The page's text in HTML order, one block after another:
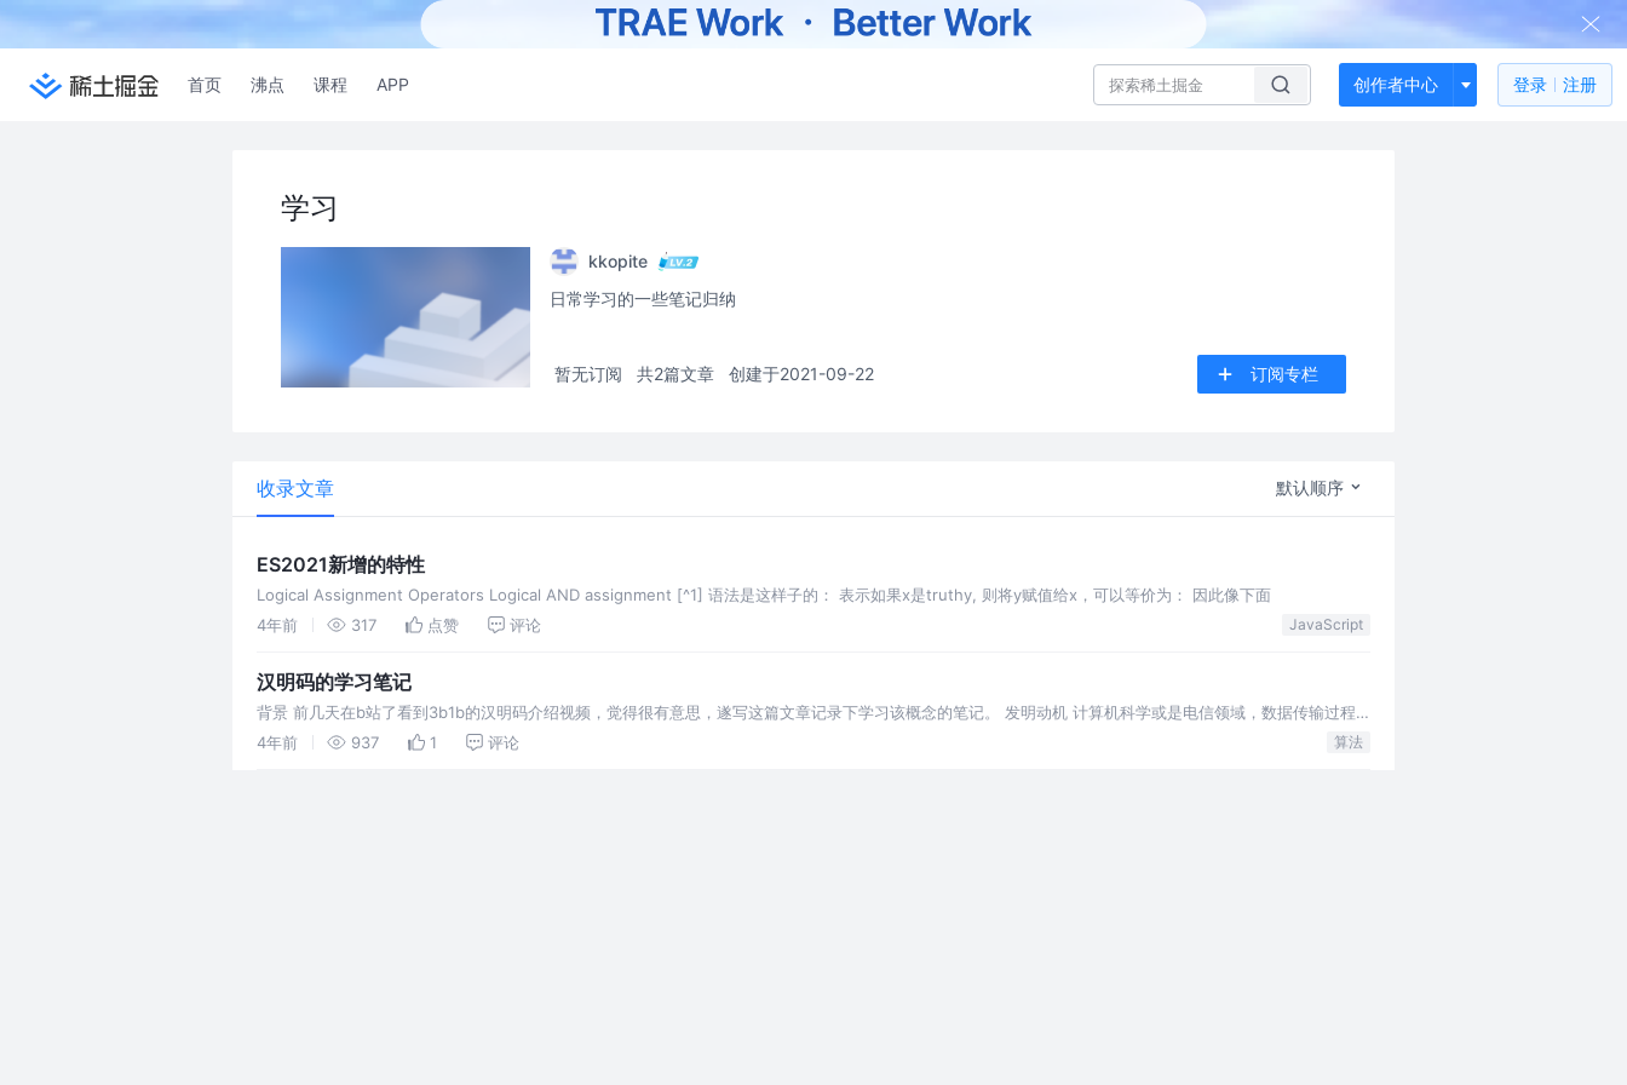
首页 沸点 课程 APP 创作者中心 登录 注册
学习
kkopite
日常学习的一些笔记归纳
暂无订阅 共2篇文章 创建于2021-09-22 订阅专栏
收录文章 默认顺序
ES2021新增的特性
Logical Assignment Operators Logical AND assignment [^1] 语法是这样子的： 表示如果x是truthy, 则将y赋值给x，可以等价为： 因此像下面
4年前
317 点赞 评论 JavaScript
汉明码的学习笔记
背景 前几天在b站了看到3b1b的汉明码介绍视频，觉得很有意思，遂写这篇文章记录下学习该概念的笔记。 发明动机 计算机科学或是电信领域，数据传输过程
中总是不可避免产生错误，导致终端收到的数据和原来发的
4年前 937 1 评论 算法